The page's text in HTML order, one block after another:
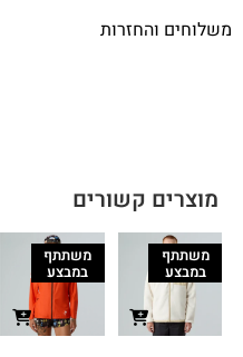
משלוחים והחזרות
מוצרים קשורים
משתתף
במבצע
משתתף
במבצע